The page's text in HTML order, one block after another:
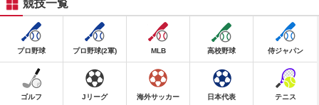
競技一覧
プロ野球 プロ野球(2軍) MLB 高校野球 侍ジャパン
ゴルフ Jリーグ 海外サッカー 日本代表 テニス